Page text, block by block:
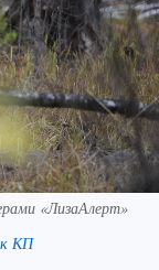
«ЛизаАлерт»
КП